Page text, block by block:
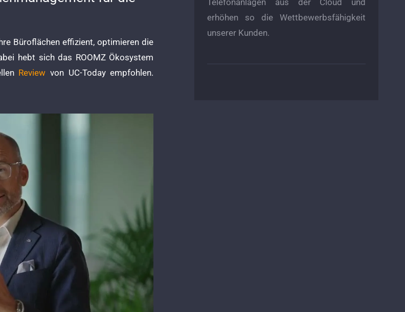
Büroflächen effizient, optimieren die
hebt sich das ROOMZ Ökosystem
Review von UC-Today empfohlen.
Telefonanlagen aus der Cloud und
erhöhen so die Wettbewerbsfähigkeit
unserer Kunden.